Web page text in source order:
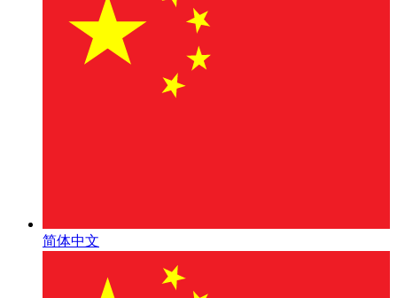
简体中文